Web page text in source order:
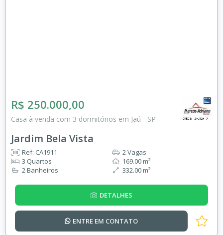
R$ 250.000,00
Casa à venda com 3 dormitórios em Jaú - SP
Jardim Bela Vista
Ref: CA1911
3 Quartos
2 Banheiros
2 Vagas
169.00 m²
332.00 m²
DETALHES
ENTRE EM CONTATO